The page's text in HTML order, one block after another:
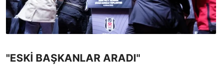
"ESKİ BAŞKANLAR ARADI"